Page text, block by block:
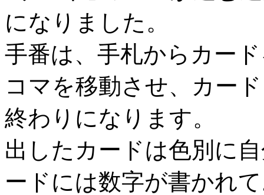
になりました。
手番は、手札からカー
コマを移動させ、カー
終わりになります。
出したカードは色別に
ードには数字が書かれ